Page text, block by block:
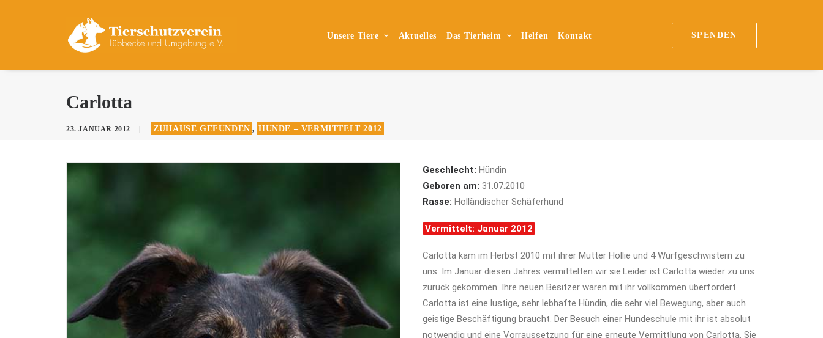
Unsere Tiere Aktuelles Das Tierheim Helfen Kontakt SPENDEN
Carlotta
23. JANUAR 2012 ZUHAUSE GEFUNDEN , HUNDE – VERMITTELT 2012
Geschlecht: Hündin
Geboren am: 31.07.2010
Rasse: Holländischer Schäferhund
Vermittelt: Januar 2012
Carlotta kam im Herbst 2010 mit ihrer Mutter Hollie und 4 Wurfgeschwistern zu
uns. Im Januar diesen Jahres vermittelten wir sie.Leider ist Carlotta wieder zu uns
zurück gekommen. Ihre neuen Besitzer waren mit ihr vollkommen überfordert.
Carlotta ist eine lustige, sehr lebhafte Hündin, die sehr viel Bewegung, aber auch
geistige Beschäftigung braucht. Der Besuch einer Hundeschule mit ihr ist absolut
notwendig und eine Vorraussetzung für eine erneute Vermittlung von Carlotta. Sie